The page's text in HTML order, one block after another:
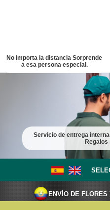
No importa la distancia Sorprende
a esa persona especial.
Servicio de entrega
Regalos
ENVÍO DE FLORES